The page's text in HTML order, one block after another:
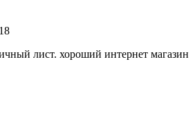
лист. хороший интернет магазин